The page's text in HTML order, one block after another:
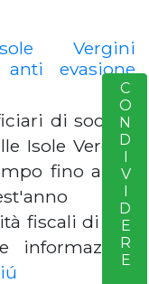
Vergini
evasione
di società
Isole Vergini
fino al 1 °
per
fiscali di tale
informazioni
CONDIVIDERE